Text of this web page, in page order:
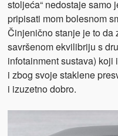
stoljeća“ nedostaje samo
pripisati mom bolesnom
Činjenično stanje je to da
savršenom ekvilibriju s
infotainment sustava)
i zbog svoje staklene
i izuzetno dobro.